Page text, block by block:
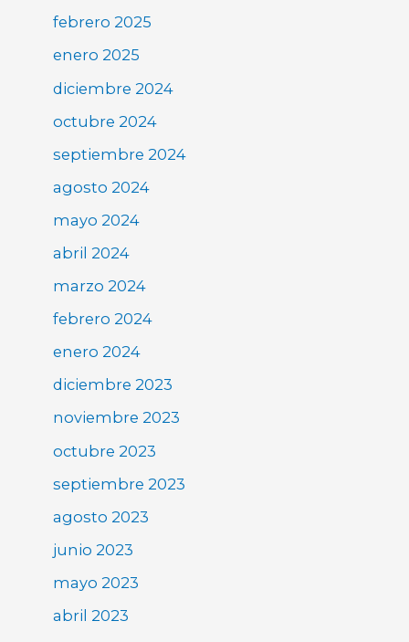
febrero 2025
enero 2025
diciembre 2024
octubre 2024
septiembre 2024
agosto 2024
mayo 2024
abril 2024
marzo 2024
febrero 2024
enero 2024
diciembre 2023
noviembre 2023
octubre 2023
septiembre 2023
agosto 2023
junio 2023
mayo 2023
abril 2023